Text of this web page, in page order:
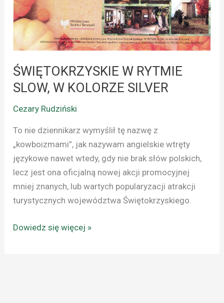
ŚWIĘTOKRZYSKIE W RYTMIE
SLOW, W KOLORZE SILVER
Cezary Rudziński
To nie dziennikarz wymyślił tę nazwę z
„kowboizmami”, jak nazywam angielskie wtręty
językowe nawet wtedy, gdy nie brak słów polskich,
lecz jest ona oficjalną nowej akcji promocyjnej
mniej znanych, lub wartych popularyzacji atrakcji
turystycznych województwa Świętokrzyskiego.
W
KOLORZE
SILVER
Dowiedz się więcej »